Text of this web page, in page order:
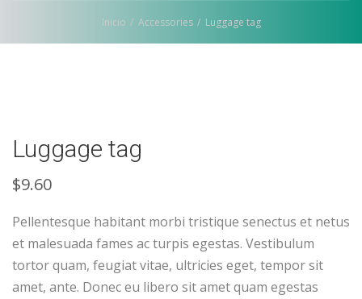
Inicio Accessories Luggage tag
Luggage tag
$9.60
Pellentesque habitant morbi tristique senectus et netus
et malesuada fames ac turpis egestas. Vestibulum
tortor quam, feugiat vitae, ultricies eget, tempor sit
amet, ante. Donec eu libero sit amet quam egestas